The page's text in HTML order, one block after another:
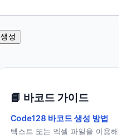
생성
📘 바코드 가이드
Code128 바코드 생성 방법
텍스트 또는 엑셀 파일을 이용